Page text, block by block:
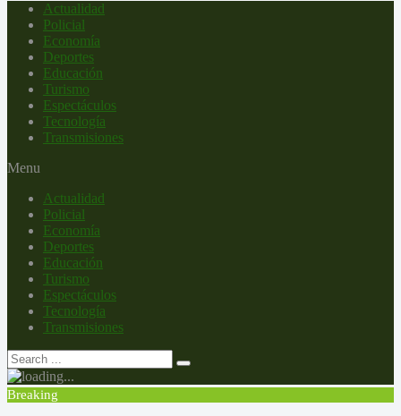
Actualidad
Policial
Economía
Deportes
Educación
Turismo
Espectáculos
Tecnología
Transmisiones
Menu
Actualidad
Policial
Economía
Deportes
Educación
Turismo
Espectáculos
Tecnología
Transmisiones
Breaking